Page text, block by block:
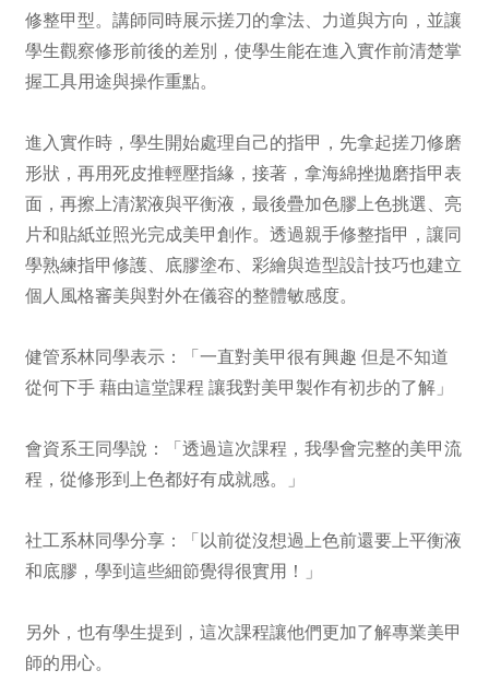
修整甲型。講師同時展示搓刀的拿法、力道與方向，並讓
學生觀察修形前後的差別，使學生能在進入實作前清楚掌
握工具用途與操作重點。
進入實作時，學生開始處理自己的指甲，先拿起搓刀修磨
形狀，再用死皮推輕壓指緣，接著，拿海綿挫拋磨指甲表
面，再擦上清潔液與平衡液，最後疊加色膠上色挑選、亮
片和貼紙並照光完成美甲創作。透過親手修整指甲，讓同
學熟練指甲修護、底膠塗布、彩繪與造型設計技巧也建立
個人風格審美與對外在儀容的整體敏感度。
健管系林同學表示：「一直對美甲很有興趣 但是不知道
從何下手 藉由這堂課程 讓我對美甲製作有初步的了解」
會資系王同學說：「透過這次課程，我學會完整的美甲流
程，從修形到上色都好有成就感。」
社工系林同學分享：「以前從沒想過上色前還要上平衡液
和底膠，學到這些細節覺得很實用！」
另外，也有學生提到，這次課程讓他們更加了解專業美甲
師的用心。